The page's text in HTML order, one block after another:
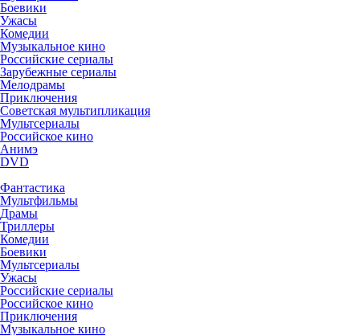
Боевики
Ужасы
Комедии
Музыкальное кино
Российские сериалы
Зарубежные сериалы
Мелодрамы
Приключения
Советская мультипликация
Мультсериалы
Российское кино
Анимэ
DVD
Фантастика
Мультфильмы
Драмы
Триллеры
Комедии
Боевики
Мультсериалы
Ужасы
Российские сериалы
Российское кино
Приключения
Музыкальное кино